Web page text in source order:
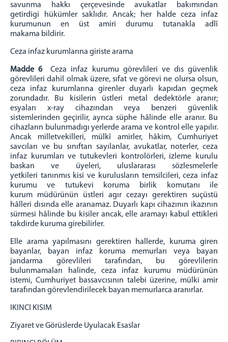
savunma hakkı çerçevesinde avukatlar bakımından
getirdigi
hükümler saklıdır. Ancak; her halde ceza infaz
kurumunun en üst amiri durumu tutanakla adlî
makama bildirir.
Ceza infaz kurumlarına giriste arama
Madde 6Ceza infaz kurumu görevlileri ve dıs güvenlik
görevlileri dahil olmak üzere, sıfat ve görevi ne olursa olsun,
ceza infaz kurumlarına girenler duyarlı kapıdan geçmek
zorundadır. Bu kisilerin üstleri metal dedektörle aranır;
esyaları x-ray cihazından veya benzeri güvenlik
sistemlerinden geçirilir, ayrıca süphe hâlinde elle aranır. Bu
cihazların bulunmadıgı yerlerde arama ve kontrol elle yapılır.
Ancak milletvekilleri, mülkî amirler, hâkim, Cumhuriyet
savcıları ve bu sınıftan sayılanlar, avukatlar, noterler, ceza
infaz
kurumları ve tutukevleri kontrolörleri, izleme kurulu
baskan ve üyeleri, uluslararası sözlesmelerle
yetkileri tanınmıs kisi ve kurulusların temsilcileri, ceza infaz
kurumu ve tutukevi koruma birlik komutanı ile
kurum müdürünün üstleri agır cezayı gerektiren suçüstü
hâlleri dısında elle aranamaz. Duyarlı kapı cihazının ikazının
sürmesi hâlinde bu kisiler ancak, elle aramayı kabul ettikleri
takdirde kuruma girebilirler.
Elle arama yapılmasını gerektiren hallerde, kuruma giren
bayanlar, bayan infaz koruma memurları veya
bayan
jandarma görevlileri tarafından, bu görevlilerin
bulunmamaları halinde, ceza infaz kurumu müdürünün
istemi, Cumhuriyet bassavcısının talebi üzerine, mülki amir
tarafından görevlendirilecek bayan memurlarca aranırlar.
IKINCI KISIM
Ziyaret ve Görüslerde Uyulacak Esaslar